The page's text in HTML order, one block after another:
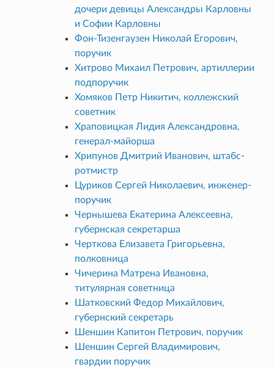
дочери девицы Александры Карловны
и Софии Карловны
Фон-Тизенгаузен Николай Егорович,
поручик
Хитрово Михаил Петрович, артиллерии
подпоручик
Хомяков Петр Никитич, коллежский
советник
Храповицкая Лидия Александровна,
генерал-майорша
Хрипунов Дмитрий Иванович, штабс-
ротмистр
Цуриков Сергей Николаевич, инженер-
поручик
Чернышева Екатерина Алексеевна,
губернская секретарша
Черткова Елизавета Григорьевна,
полковница
Чичерина Матрена Ивановна,
титулярная советница
Шатковский Федор Михайлович,
губернский секретарь
Шеншин Капитон Петрович, поручик
Шеншин Сергей Владимирович,
гвардии поручик